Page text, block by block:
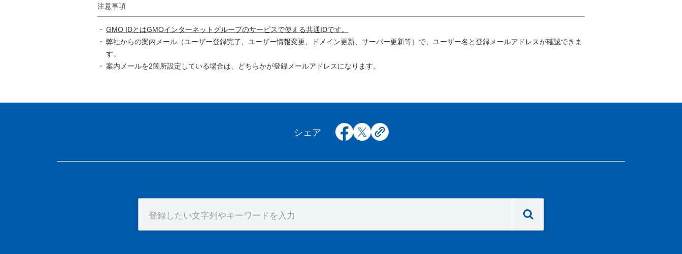
注意事項
GMO IDとはGMOインターネットグループのサービスで使える共通IDです。
弊社からの案内メール（ユーザー登録完了、ユーザー情報変更、ドメイン更新、サーバー更新等）で、ユーザー名と登録メールアドレスが確認できま
す。
案内メールを2箇所設定している場合は、どちらかが登録メールアドレスになります。
シェア facebook
x copy